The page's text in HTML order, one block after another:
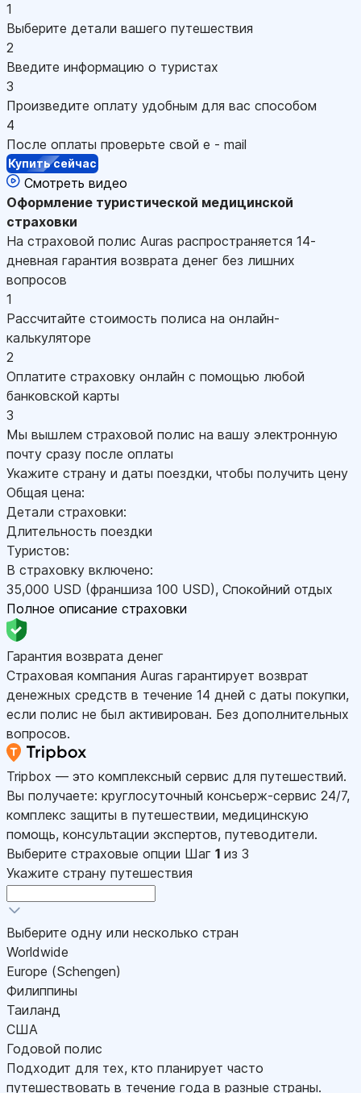
1
Выберите детали вашего путешествия
2
Введите информацию о туристах
3
Произведите оплату удобным для вас способом
4
После оплаты проверьте свой e - mail
Купить сейчас
Смотреть видео
Оформление туристической медицинской
страховки
На страховой полис Auras распространяется 14-
дневная гарантия возврата денег без лишних
вопросов
1
Рассчитайте стоимость полиса на онлайн-
калькуляторе
2
Оплатите страховку онлайн с помощью любой
банковской карты
3
Мы вышлем страховой полис на вашу электронную
почту сразу после оплаты
Укажите страну и даты поездки, чтобы получить цену
Общая цена:
Детали страховки:
Длительность поездки
Туристов:
В страховку включено:
35,000 USD (франшиза 100 USD), Спокойний отдых
Полное описание страховки
Гарантия возврата денег
Страховая компания Auras гарантирует возврат
денежных средств в течение 14 дней с даты покупки,
если полис не был активирован. Без дополнительных
вопросов.
Tripbox — это комплексный сервис для путешествий.
Вы получаете: круглосуточный консьерж-сервис 24/7,
комплекс защиты в путешествии, медицинскую
помощь, консультации экспертов, путеводители.
Выберите страховые опции Шаг 1 из 3
Укажите страну путешествия
Выберите одну или несколько стран
Worldwide
Europe (Schengen)
Филиппины
Таиланд
США
Годовой полис
Подходит для тех, кто планирует часто
путешествовать в течение года в разные страны.